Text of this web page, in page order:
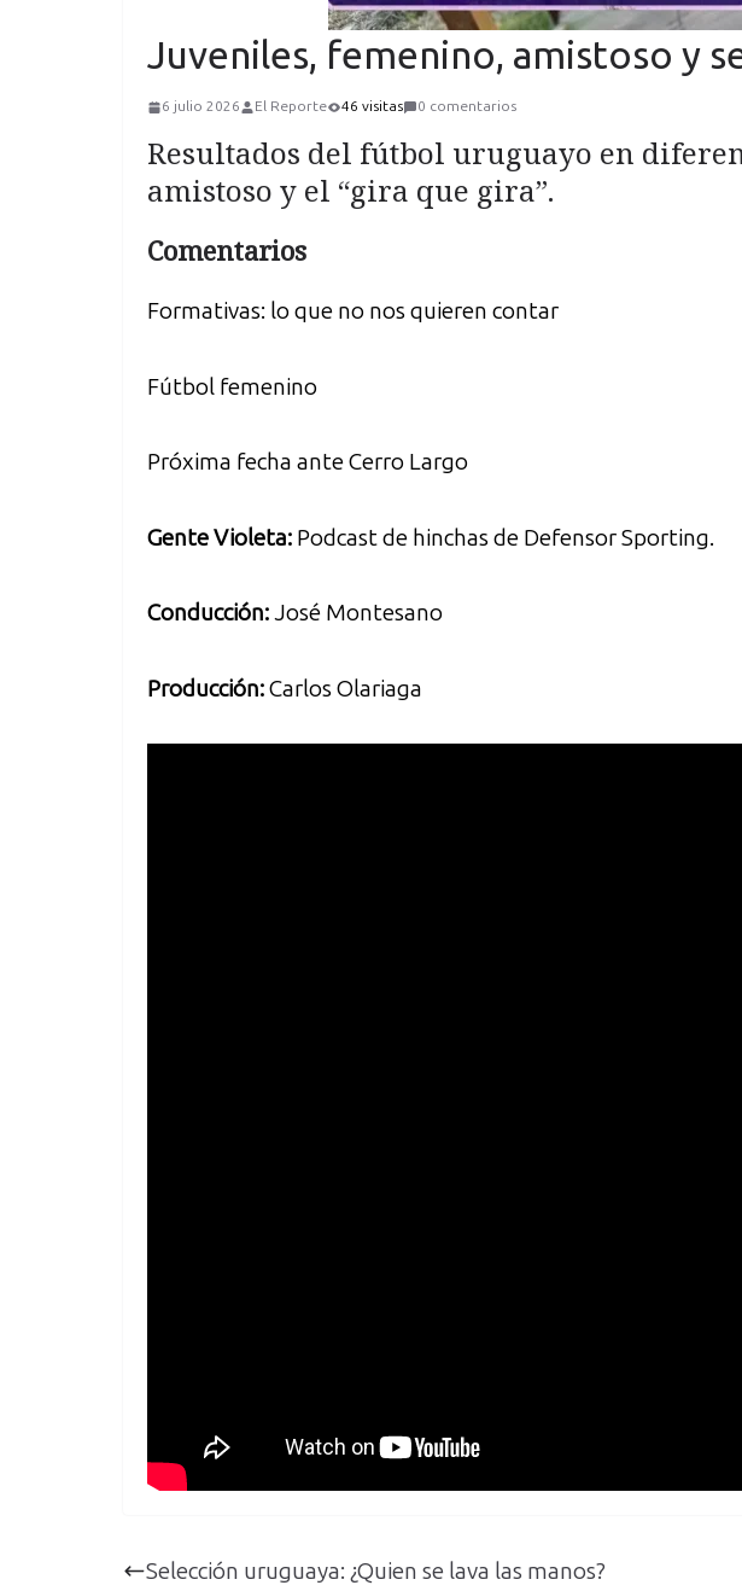
Juveniles, femenino, amistoso y
6 julio 2026 El Reporte 46 visitas 0 comentarios
Resultados del fútbol uruguayo en
amistoso y el “gira que gira”.
Comentarios
Formativas: lo que no nos quieren contar
Fútbol femenino
Próxima fecha ante Cerro Largo
Gente Violeta: Podcast de hinchas de Defensor Sporting.
Conducción:José Montesano
Producción:Carlos Olariaga
Selección uruguaya: ¿Quien se lava las manos?